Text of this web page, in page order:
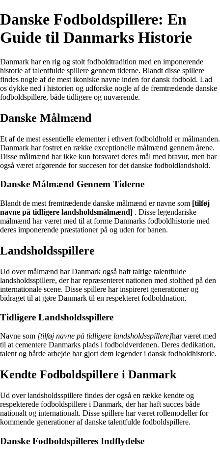
Danske Fodboldspillere: En
Guide til Danmarks Historie
Danmark har en rig og stolt fodboldtradition med en imponerende
historie af talentfulde spillere gennem tiderne. Blandt disse spillere
findes nogle af de mest ikoniske navne inden for dansk fodbold. Lad
os dykke ned i historien og udforske nogle af de fremtrædende danske
fodboldspillere, både tidligere og nuværende.
Danske Målmænd
Et af de mest essentielle elementer i ethvert fodboldhold er målmanden.
Danmark har fostret en række exceptionelle målmænd gennem årene.
Disse målmænd har ikke kun forsvaret deres mål med bravur, men har
også været afgørende for succesen for det danske fodboldlandshold.
Danske Målmænd Gennem Tiderne
Blandt de mest fremtrædende danske målmænd er navne som [tilføj
navne på tidligere landsholdsmålmænd] . Disse legendariske
målmænd har været med til at forme Danmarks fodboldhistorie med
deres imponerende præstationer på og uden for banen.
Landsholdsspillere
Ud over målmænd har Danmark også haft talrige talentfulde
landsholdsspillere, der har repræsenteret nationen med stolthed på den
internationale scene. Disse spillere har inspireret generationer og
bidraget til at gøre Danmark til en respekteret fodboldnation.
Tidligere Landsholdsspillere
Navne som [tilføj navne på tidligere landsholdsspillere]har været med
til at cementere Danmarks plads i fodboldverdenen. Deres dedikation,
talent og hårde arbejde har gjort dem legender i dansk fodboldhistorie.
Kendte Fodboldspillere i Danmark
Ud over landsholdsspillere findes der også en række kendte og
respekterede fodboldspillere i Danmark, der har haft succes både
nationalt og internationalt. Disse spillere har været rollemodeller for
kommende generationer af danske talentfulde fodboldspillere.
Danske Fodboldspilleres Indflydelse